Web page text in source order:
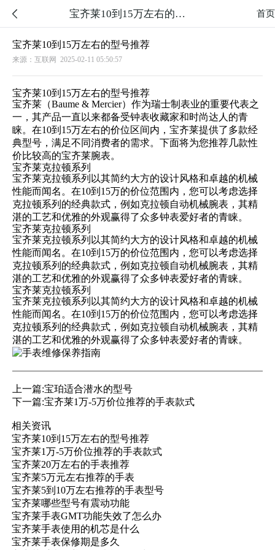
 首页
宝齐莱10到15万左右的型号推荐
宝齐莱10到15万左右的型号推荐
来源：互联网 2025-02-11 05:50:57
宝齐莱10到15万左右的型号推荐
宝齐莱（Baume & Mercier）作为瑞士制表业的重要代表之
一，其产品一直以来都备受钟表收藏家和时尚达人的青
睐。在10到15万左右的价位区间内，宝齐莱提供了多款经
典型号，满足不同消费者的需求。下面将为您推荐几款性
价比较高的宝齐莱腕表。
宝齐莱克拉顿系列
宝齐莱克拉顿系列以其简约大方的设计风格和卓越的机械
性能而闻名。在10到15万的价位范围内，您可以考虑选择
克拉顿系列的经典款式，例如克拉顿自动机械腕表，其精
湛的工艺和优雅的外观赢得了众多钟表爱好者的青睐。
宝齐莱克拉顿系列
宝齐莱克拉顿系列以其简约大方的设计风格和卓越的机械
性能而闻名。在10到15万的价位范围内，您可以考虑选择
克拉顿系列的经典款式，例如克拉顿自动机械腕表，其精
湛的工艺和优雅的外观赢得了众多钟表爱好者的青睐。
宝齐莱克拉顿系列
宝齐莱克拉顿系列以其简约大方的设计风格和卓越的机械
性能而闻名。在10到15万的价位范围内，您可以考虑选择
克拉顿系列的经典款式，例如克拉顿自动机械腕表，其精
湛的工艺和优雅的外观赢得了众多钟表爱好者的青睐。
上一篇:宝珀适合潜水的型号
下一篇:宝齐莱1万-5万价位推荐的手表款式
相关资讯
宝齐莱10到15万左右的型号推荐
宝齐莱1万-5万价位推荐的手表款式
宝齐莱20万左右的手表推荐
宝齐莱5万元左右推荐的手表
宝齐莱5到10万左右推荐的手表型号
宝齐莱哪些型号有震动功能
宝齐莱手表GMT功能失效了怎么办
宝齐莱手表使用的机芯是什么
宝齐莱手表保修期是多久